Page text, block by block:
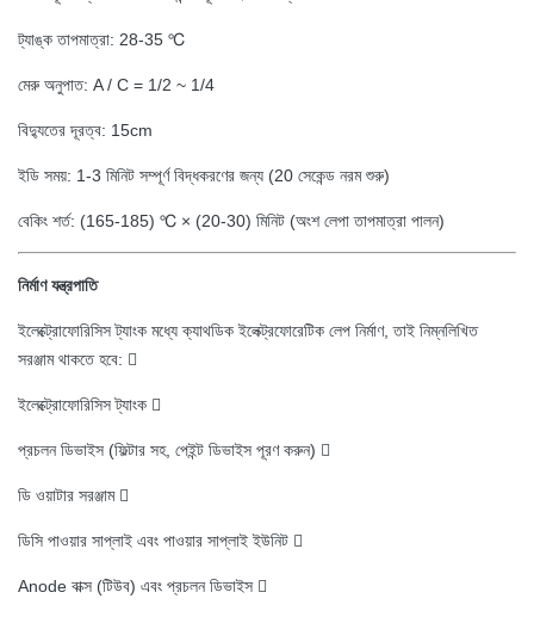
ট্যাঙ্ক তাপমাত্রা: 28-35 ℃
মেরু অনুপাত: A / C = 1/2 ~ 1/4
বিদ্যুতের দূরত্ব: 15cm
ইডি সময়: 1-3 মিনিট সম্পূর্ণ বিদ্ধকরণের জন্য (20 সেকেন্ড নরম শুরু)
বেকিং শর্ত: (165-185) ℃ × (20-30) মিনিট (অংশ লেপা তাপমাত্রা পালন)
নির্মাণ যন্ত্রপাতি
ইলেক্ট্রোফোরিসিস ট্যাংক মধ্যে ক্যাথডিক ইলেক্ট্রফোরেটিক লেপ নির্মাণ, তাই নিম্নলিখিত
সরঞ্জাম থাকতে হবে: 
ইলেক্ট্রোফোরিসিস ট্যাংক 
প্রচলন ডিভাইস (ফিল্টার সহ, পেইন্ট ডিভাইস পূরণ করুন) 
ডি ওয়াটার সরঞ্জাম 
ডিসি পাওয়ার সাপ্লাই এবং পাওয়ার সাপ্লাই ইউনিট 
Anode বাক্স (টিউব) এবং প্রচলন ডিভাইস 